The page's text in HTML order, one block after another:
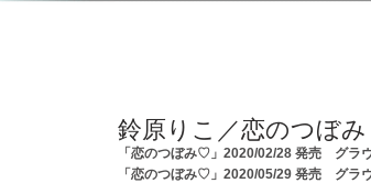
鈴原りこ／恋のつぼみ
「恋のつぼみ♡」2020/02/28 発売 グラヴ
「恋のつぼみ♡」2020/05/29 発売 グラ